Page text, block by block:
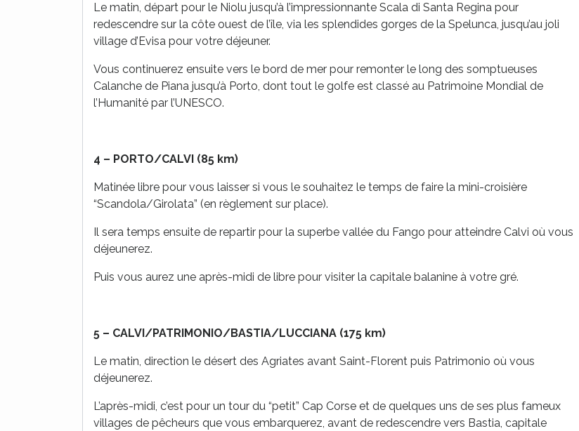
Le matin, départ pour le Niolu jusqu’à l’impressionnante Scala di Santa Regina pour
redescendre sur la côte ouest de l’île, via les splendides gorges de la Spelunca, jusqu’au joli
village d’Evisa pour votre déjeuner.
Vous continuerez ensuite vers le bord de mer pour remonter le long des somptueuses
Calanche de Piana jusqu’à Porto, dont tout le golfe est classé au Patrimoine Mondial de
l’Humanité par l’UNESCO.
4 – PORTO/CALVI (85 km)
Matinée libre pour vous laisser si vous le souhaitez le temps de faire la mini-croisière
“Scandola/Girolata” (en règlement sur place).
Il sera temps ensuite de repartir pour la superbe vallée du Fango pour atteindre Calvi où vous
déjeunerez.
Puis vous aurez une après-midi de libre pour visiter la capitale balanine à votre gré.
5 – CALVI/PATRIMONIO/BASTIA/LUCCIANA (175 km)
Le matin, direction le désert des Agriates avant Saint-Florent puis Patrimonio où vous
déjeunerez.
L’après-midi, c’est pour un tour du “petit” Cap Corse et de quelques uns de ses plus fameux
villages de pêcheurs que vous embarquerez, avant de redescendre vers Bastia, capitale